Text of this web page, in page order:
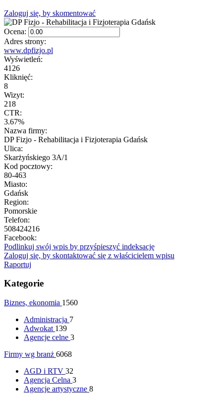
Zaloguj się, by skomentować
Ocena:
Adres strony:
www.dpfizjo.pl
Wyświetleń:
4126
Kliknięć:
8
Wizyt:
218
CTR:
3.67%
Nazwa firmy:
DP Fizjo - Rehabilitacja i Fizjoterapia Gdańsk
Ulica:
Skarżyńskiego 3A/1
Kod pocztowy:
80-463
Miasto:
Gdańsk
Region:
Pomorskie
Telefon:
508424216
Facebook:
Podlinkuj swój wpis by przyśpieszyć indeksację
Zaloguj się, by skontaktować się z właścicielem wpisu
Raportuj
Kategorie
Biznes, ekonomia 1560
Administracja 7
Adwokat 139
Agencje celne 3
Firmy wg branż 6068
AGD i RTV 32
Agencja Celna 3
Agencje artystyczne 8